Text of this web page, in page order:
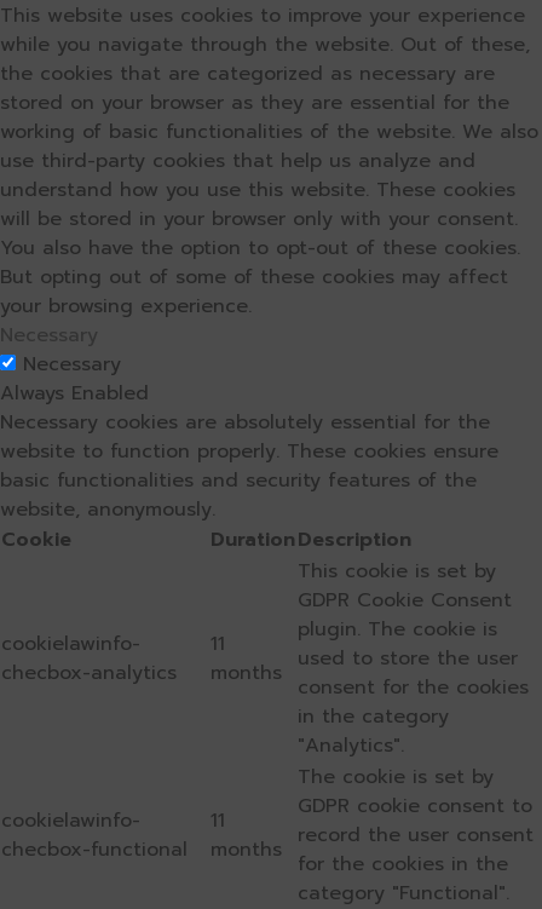
This website uses cookies to improve your experience
while you navigate through the website. Out of these,
the cookies that are categorized as necessary are
stored on your browser as they are essential for the
working of basic functionalities of the website. We also
use third-party cookies that help us analyze and
understand how you use this website. These cookies
will be stored in your browser only with your consent.
You also have the option to opt-out of these cookies.
But opting out of some of these cookies may affect
your browsing experience.
Necessary
Necessary
Always Enabled
Necessary cookies are absolutely essential for the
website to function properly. These cookies ensure
basic functionalities and security features of the
website, anonymously.
Cookie
DurationDescription
cookielawinfo-
checbox-analytics
11
months
This cookie is set by
GDPR Cookie Consent
plugin. The cookie is
used to store the user
consent for the cookies
in the category
"Analytics".
cookielawinfo-
checbox-functional
11
months
The cookie is set by
GDPR cookie consent to
record the user consent
for the cookies in the
category "Functional".